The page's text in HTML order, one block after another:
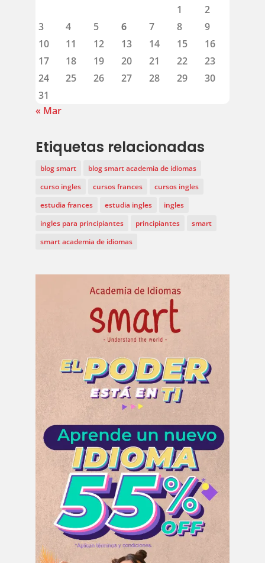
1
2
3
4 5 6 7 8
9
10
11 12 13 14 15
16
17
18 19 20 21 22
23
24
25 26 27 28 29
30
31
« Mar
Etiquetas relacionadas
blog smart
blog smart academia de idiomas
curso ingles
cursos frances
cursos ingles
estudia frances
estudia ingles
ingles
ingles para principiantes
principiantes
smart
smart academia de idiomas